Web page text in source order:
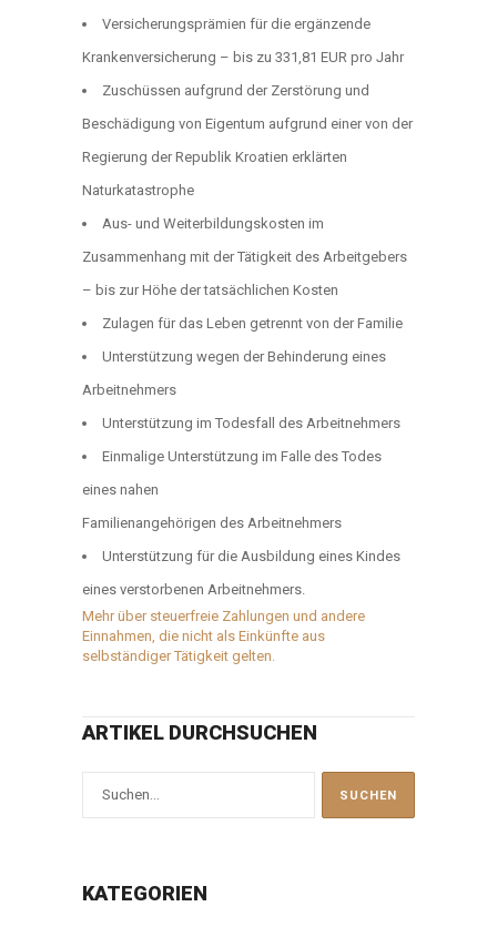
Versicherungsprämien für die ergänzende
Krankenversicherung – bis zu 331,81 EUR pro Jahr
Zuschüssen aufgrund der Zerstörung und
Beschädigung von Eigentum aufgrund einer von der
Regierung der Republik Kroatien erklärten
Naturkatastrophe
Aus- und Weiterbildungskosten im
Zusammenhang mit der Tätigkeit des Arbeitgebers
– bis zur Höhe der tatsächlichen Kosten
Zulagen für das Leben getrennt von der Familie
Unterstützung wegen der Behinderung eines
Arbeitnehmers
Unterstützung im Todesfall des Arbeitnehmers
Einmalige Unterstützung im Falle des Todes
eines nahen
Familienangehörigen des Arbeitnehmers
Unterstützung für die Ausbildung eines Kindes
eines verstorbenen Arbeitnehmers.
Mehr über steuerfreie Zahlungen und andere
Einnahmen, die nicht als Einkünfte aus
selbständiger Tätigkeit gelten.
ARTIKEL DURCHSUCHEN
KATEGORIEN